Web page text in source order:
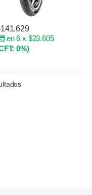
141.629
en 6 x $23.605
0%)